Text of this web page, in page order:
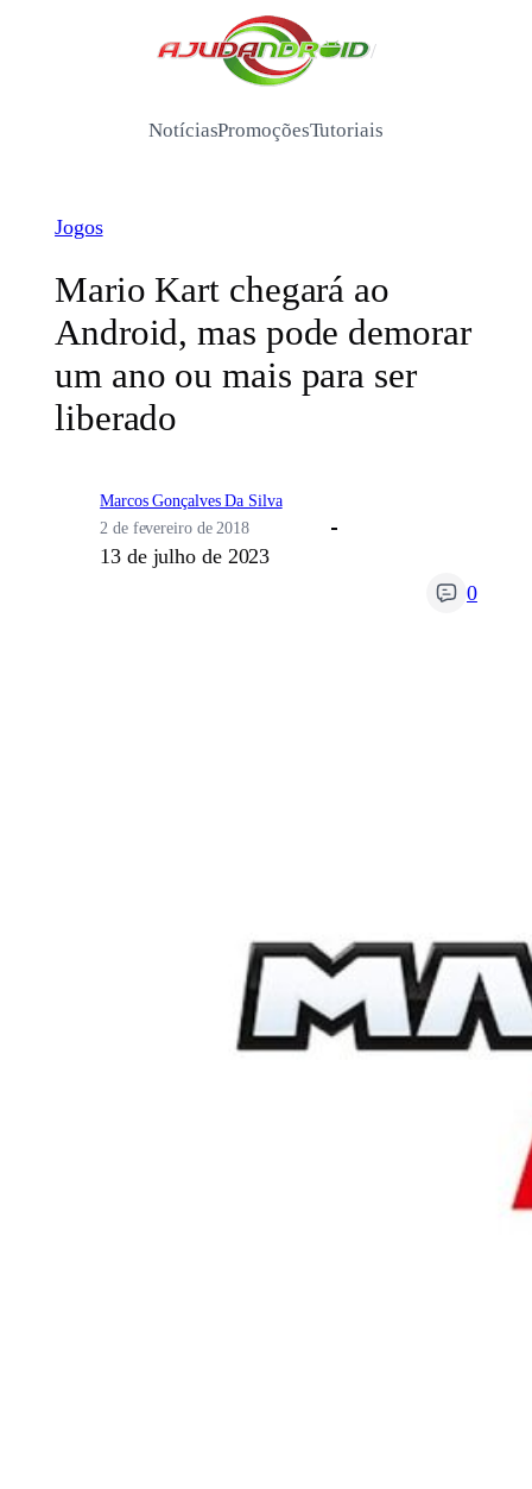
/
NotíciasPromoçõesTutoriais
Jogos
Mario Kart chegará ao
Android, mas pode demorar
um ano ou mais para ser
liberado
Marcos Gonçalves Da Silva
2 de fevereiro de 2018
13 de julho de 2023
0